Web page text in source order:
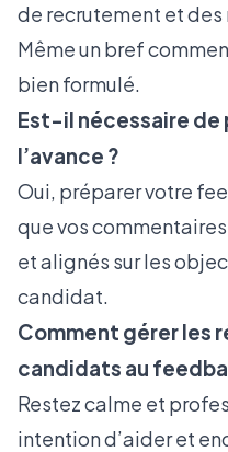
de recrutement et
Même un bref
bien formulé.
Est-il nécessaire de
l’avance ?
Oui, préparer votre
que vos
et alignés sur les
candidat.
Comment gérer les
candidats au
Restez calme et
intention d’aider et